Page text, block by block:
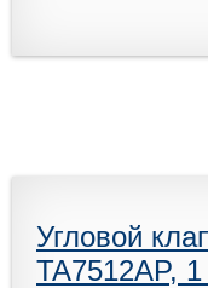
Угловой
TA7512AP,